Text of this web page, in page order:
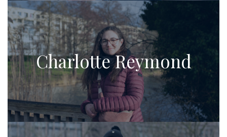
Charlotte Reymond